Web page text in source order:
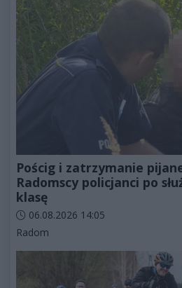
Pościg i zatrzymanie
Radomscy policjanci po
klasę
Data dodania artykułu:
06.08.2026 14:05
Kategorie artykułu:
Radom